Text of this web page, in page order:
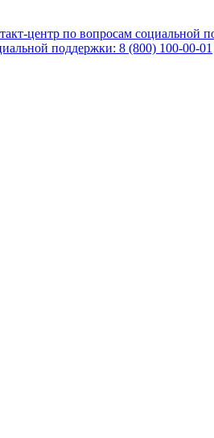
центр по вопросам социальной
поддержки: 8 (800) 100-00-01